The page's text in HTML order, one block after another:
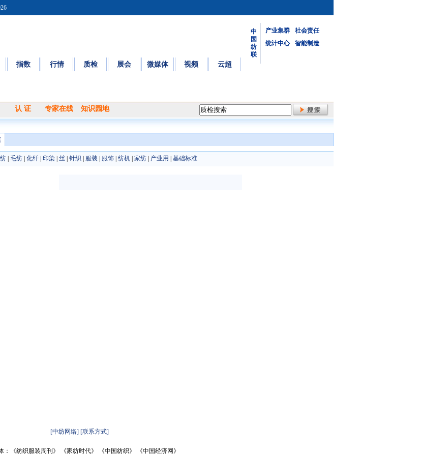
指数 行情 质检 展会 微媒体 视频 云超
中
国
纺
联
产业集群
社会责任
统计中心
智能制造
认 证 专家在线 知识园地
毛纺 化纤 印染 丝 针织 服装 服饰 纺机 家纺 产业用 基础标准
[中纺网络] [联系方式]
：《纺织服装周刊》 《家纺时代》 《中国纺织》 《中国经济网》